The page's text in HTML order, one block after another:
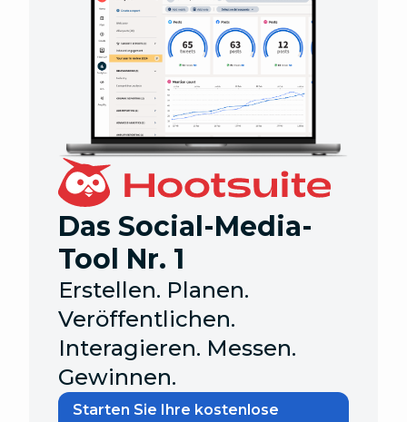
Das Social-Media-
Tool Nr. 1
Erstellen. Planen.
Veröffentlichen.
Interagieren. Messen.
Gewinnen.
Starten Sie Ihre kostenlose